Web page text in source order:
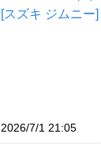
[スズキ ジムニー]
2026/7/1 21:05